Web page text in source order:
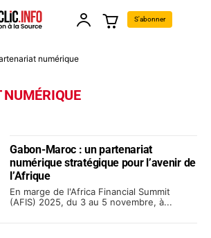
S'abonner
numérique
NUMÉRIQUE
Gabon-Maroc : un partenariat
numérique stratégique pour l’avenir de
l’Afrique
En marge de l'Africa Financial Summit
(AFIS) 2025, du 3 au 5 novembre, à...